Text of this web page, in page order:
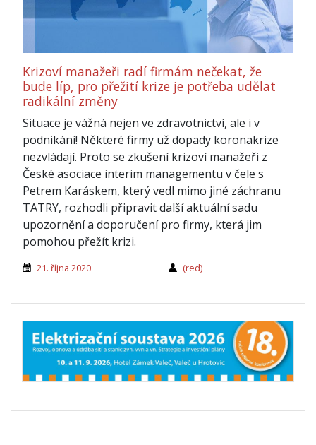
Krizoví manažeři radí firmám nečekat, že
bude líp, pro přežití krize je potřeba udělat
radikální změny
Situace je vážná nejen ve zdravotnictví, ale i v
podnikání! Některé firmy už dopady koronakrize
nezvládají. Proto se zkušení krizoví manažeři z
České asociace interim managementu v čele s
Petrem Karáskem, který vedl mimo jiné záchranu
TATRY, rozhodli připravit další aktuální sadu
upozornění a doporučení pro firmy, která jim
pomohou přežít krizi.
21. října 2020 (red)